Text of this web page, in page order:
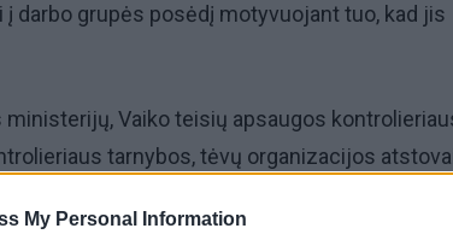
My Personal Information
darbo grupės posėdį motyvuojant tuo, kad jis
Vaiko teisių apsaugos
tarnybos, tėvų organizacijos